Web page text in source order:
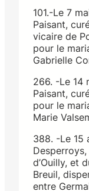
101.-Le 7
Paisant,
vicaire de
pour le
Gabrielle
266. -Le 14
Paisant,
pour le
Marie
388. -Le 15
d’Ouilly, et
Breuil,
entre